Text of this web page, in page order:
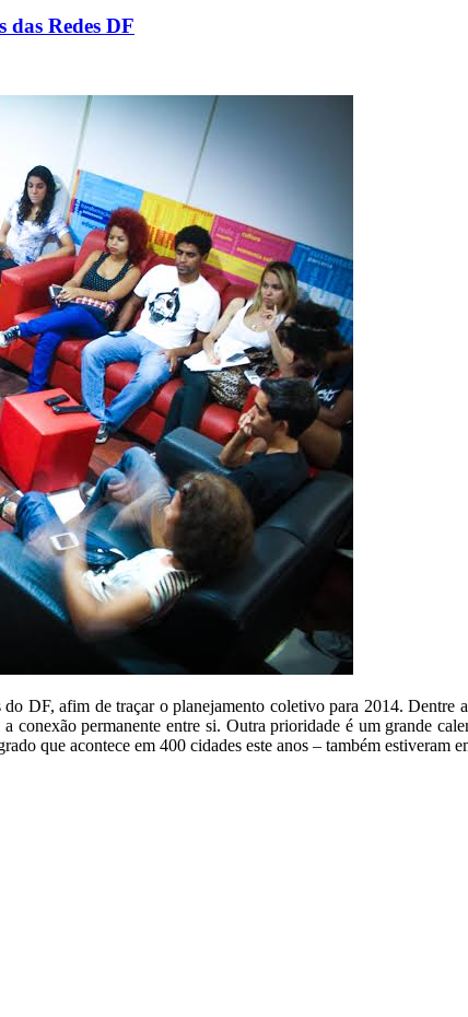
Redes DF
DF, afim de traçar o planejamento coletivo para 2014. Dentre
conexão permanente entre si. Outra prioridade é um grande
que acontece em 400 cidades este anos – também estiveram